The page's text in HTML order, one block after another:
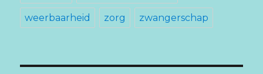
weerbaarheid zorg zwangerschap